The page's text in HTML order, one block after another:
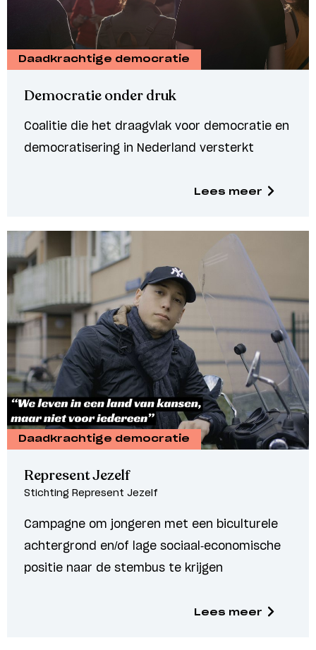
Daadkrachtige democratie
Democratie onder druk
Coalitie die het draagvlak voor democratie en
democratisering in Nederland versterkt
Lees meer
Daadkrachtige democratie
Represent Jezelf
Stichting Represent Jezelf
Campagne om jongeren met een biculturele
achtergrond en/of lage sociaal-economische
positie naar de stembus te krijgen
Lees meer